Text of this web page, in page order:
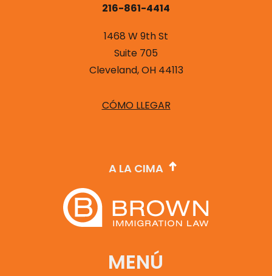
216-861-4414
1468 W 9th St
Suite 705
Cleveland, OH 44113
CÓMO LLEGAR
A LA CIMA
MENÚ